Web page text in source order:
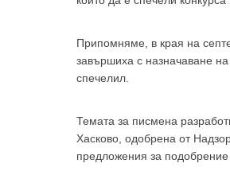
Припомняме, в края на
завършиха с назначаване
спечелил.
Темата за писмена
Хасково, одобрена от
предложения за